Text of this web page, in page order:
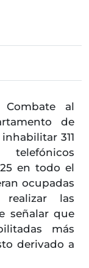
Combate al
de
311
telefónicos
en todo el
ocupadas
las
señalar que
más
derivado a